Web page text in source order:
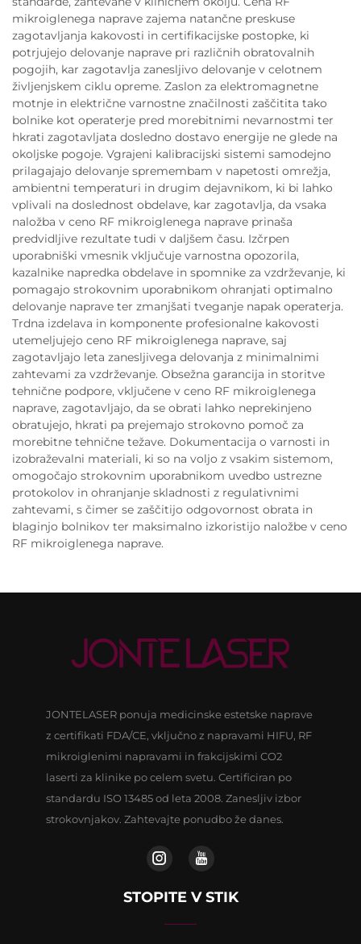
mikroiglenega naprave zajema natančne preskuse
zagotavljanja kakovosti in certifikacijske postopke, ki
potrjujejo delovanje naprave pri različnih obratovalnih
pogojih, kar zagotavlja zanesljivo delovanje v celotnem
življenjskem ciklu opreme. Zaslon za elektromagnetne
motnje in električne varnostne značilnosti zaščitita tako
bolnike kot operaterje pred morebitnimi nevarnostmi ter
hkrati zagotavljata dosledno dostavo energije ne glede na
okoljske pogoje. Vgrajeni kalibracijski sistemi samodejno
prilagajajo delovanje spremembam v napetosti omrežja,
ambientni temperaturi in drugim dejavnikom, ki bi lahko
vplivali na doslednost obdelave, kar zagotavlja, da vsaka
naložba v ceno RF mikroiglenega naprave prinaša
predvidljive rezultate tudi v daljšem času. Izčrpen
uporabniški vmesnik vključuje varnostna opozorila,
kazalnike napredka obdelave in spomnike za vzdrževanje, ki
pomagajo strokovnim uporabnikom ohranjati optimalno
delovanje naprave ter zmanjšati tveganje napak operaterja.
Trdna izdelava in komponente profesionalne kakovosti
utemeljujejo ceno RF mikroiglenega naprave, saj
zagotavljajo leta zanesljivega delovanja z minimalnimi
zahtevami za vzdrževanje. Obsežna garancija in storitve
tehnične podpore, vključene v ceno RF mikroiglenega
naprave, zagotavljajo, da se obrati lahko neprekinjeno
obratujejo, hkrati pa prejemajo strokovno pomoč za
morebitne tehnične težave. Dokumentacija o varnosti in
izobraževalni materiali, ki so na voljo z vsakim sistemom,
omogočajo strokovnim uporabnikom uvedbo ustrezne
protokolov in ohranjanje skladnosti z regulativnimi
zahtevami, s čimer se zaščitijo odgovornost obrata in
blaginjo bolnikov ter maksimalno izkoristijo naložbe v ceno
RF mikroiglenega naprave.
JONTELASER ponuja medicinske estetske naprave
z certifikati FDA/CE, vključno z napravami HIFU, RF
mikroiglenimi napravami in frakcijskimi CO2
laserti za klinike po celem svetu. Certificiran po
standardu ISO 13485 od leta 2008. Zanesljiv izbor
strokovnjakov. Zahtevajte ponudbo že danes.
STOPITE V STIK